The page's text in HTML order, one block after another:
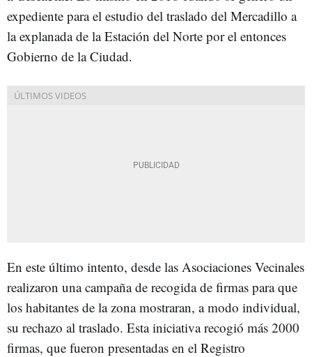
expediente para el estudio del traslado del Mercadillo a
la explanada de la Estación del Norte por el entonces
Gobierno de la Ciudad.
En este último intento, desde las Asociaciones Vecinales
realizaron una campaña de recogida de firmas para que
los habitantes de la zona mostraran, a modo individual,
su rechazo al traslado. Esta iniciativa recogió más 2000
firmas, que fueron presentadas en el Registro